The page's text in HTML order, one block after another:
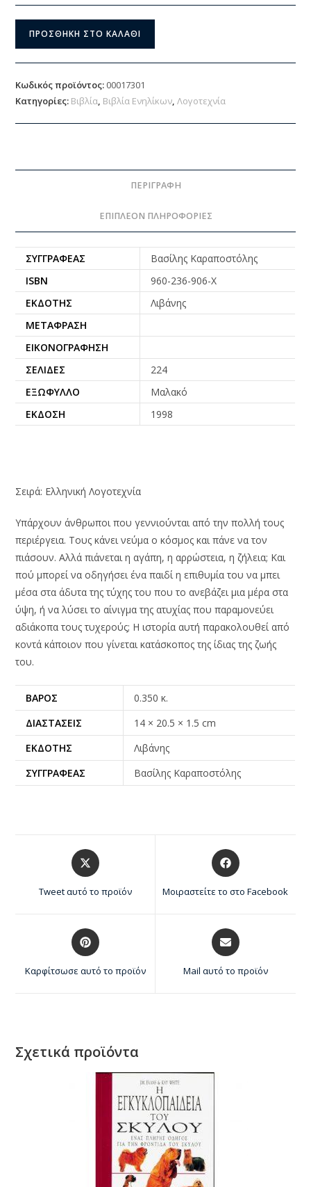
ΠΡΟΣΘΉΚΗ ΣΤΟ ΚΑΛΆΘΙ
Κωδικός προϊόντος: 00017301
Κατηγορίες: Βιβλία, Βιβλία Ενηλίκων,Λογοτεχνία
ΠΕΡΙΓΡΑΦΉ
ΕΠΙΠΛΈΟΝ ΠΛΗΡΟΦΟΡΊΕΣ
ΣΥΓΓΡΑΦΈΑΣ
Βασίλης Καραποστόλης
ISBN
960-236-906-Χ
ΕΚΔΌΤΗΣ
Λιβάνης
ΜΕΤΆΦΡΑΣΗ
ΕΙΚΟΝΟΓΡΆΦΗΣΗ
ΣΕΛΊΔΕΣ
224
ΕΞΏΦΥΛΛΟ
Μαλακό
ΈΚΔΟΣΗ
1998
Σειρά: Ελληνική Λογοτεχνία
Υπάρχουν άνθρωποι που γεννιούνται από την πολλή τους
περιέργεια. Τους κάνει νεύμα ο κόσμος και πάνε να τον
πιάσουν. Αλλά πιάνεται η αγάπη, η αρρώστεια, η ζήλεια; Και
πού μπορεί να οδηγήσει ένα παιδί η επιθυμία του να μπει
μέσα στα άδυτα της τύχης του που το ανεβάζει μια μέρα στα
ύψη, ή να λύσει το αίνιγμα της ατυχίας που παραμονεύει
αδιάκοπα τους τυχερούς; Η ιστορία αυτή παρακολουθεί από
κοντά κάποιον που γίνεται κατάσκοπος της ίδιας της ζωής
του.
ΒΆΡΟΣ
0.350 κ.
ΔΙΑΣΤΆΣΕΙΣ
14 × 20.5 × 1.5 cm
ΕΚΔΌΤΗΣ
Λιβάνης
ΣΥΓΓΡΑΦΈΑΣ
Βασίλης Καραποστόλης
Tweet αυτό το προϊόν Μοιραστείτε το στο Facebook
Καρφίτσωσε αυτό το προϊόν Mail αυτό το προϊόν
Σχετικά προϊόντα